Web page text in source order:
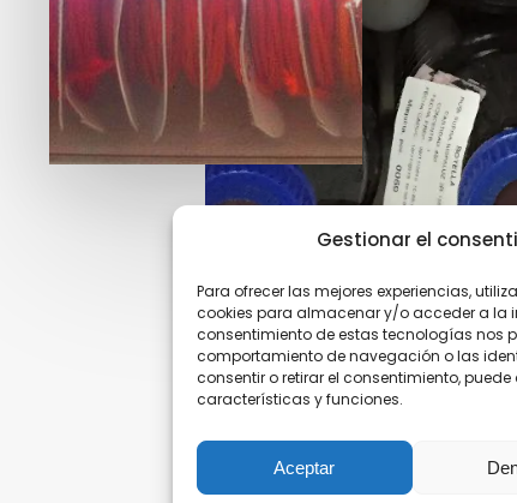
Gestionar el
Para ofrecer las mejores experiencias,
cookies para almacenar y/o acceder a la
consentimiento de estas tecnologías nos
comportamiento de navegación o las
consentir o retirar el consentimiento,
características y funciones.
Aceptar
Medio Ambiente